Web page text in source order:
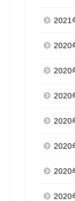
2021
2020
2020
2020
2020
2020
2020
2020